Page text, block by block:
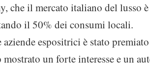
che il mercato italiano del lusso
il 50% dei consumi locali.
espositrici è stato
un forte interesse e un